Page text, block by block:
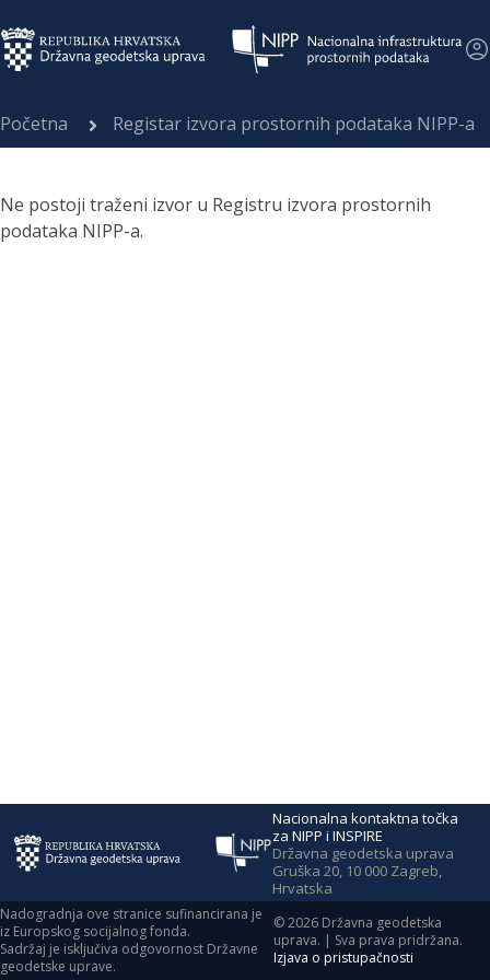
Početna Registar izvora prostornih podataka NIPP-a
Ne postoji traženi izvor u Registru izvora prostornih
podataka NIPP-a.
Nacionalna kontaktna točka
za NIPP i INSPIRE
Državna geodetska uprava
Gruška 20, 10 000 Zagreb,
Hrvatska
Nadogradnja ove stranice sufinancirana je
iz Europskog socijalnog fonda.
Sadržaj je isključiva odgovornost Državne
geodetske uprave.
©2026 Državna geodetska
uprava. | Sva prava pridržana.
Izjava o pristupačnosti